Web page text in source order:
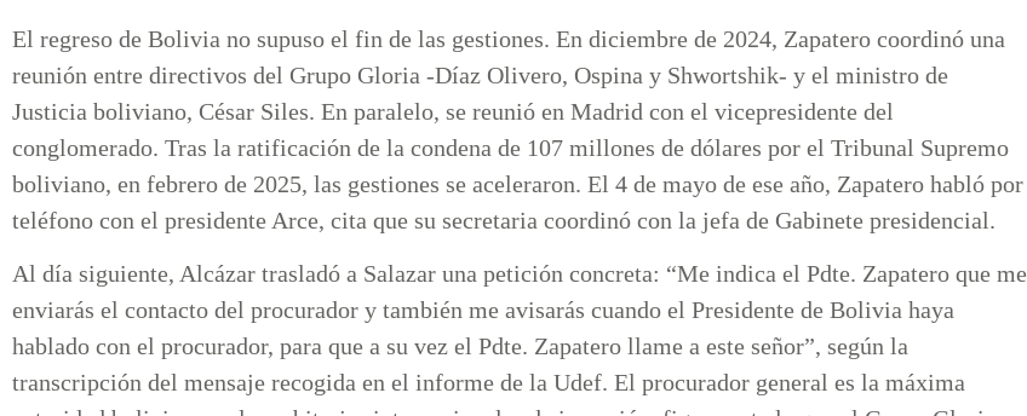
El regreso de Bolivia no supuso el fin de las gestiones. En diciembre de 2024, Zapatero coordinó una
reunión entre directivos del Grupo Gloria -Díaz Olivero, Ospina y Shwortshik- y el ministro de
Justicia boliviano, César Siles. En paralelo, se reunió en Madrid con el vicepresidente del
conglomerado. Tras la ratificación de la condena de 107 millones de dólares por el Tribunal Supremo
boliviano, en febrero de 2025, las gestiones se aceleraron. El 4 de mayo de ese año, Zapatero habló por
teléfono con el presidente Arce, cita que su secretaria coordinó con la jefa de Gabinete presidencial.
Al día siguiente, Alcázar trasladó a Salazar una petición concreta: “Me indica el Pdte. Zapatero que me
enviarás el contacto del procurador y también me avisarás cuando el Presidente de Bolivia haya
hablado con el procurador, para que a su vez el Pdte. Zapatero llame a este señor”, según la
transcripción del mensaje recogida en el informe de la Udef. El procurador general es la máxima